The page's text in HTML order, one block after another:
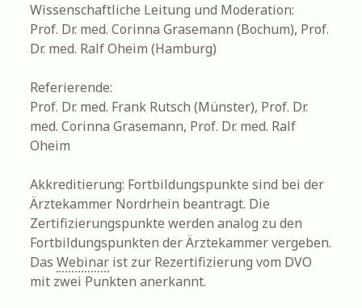
Wissenschaftliche Leitung und Moderation:
Prof. Dr. med. Corinna Grasemann (Bochum), Prof.
Dr. med. Ralf Oheim (Hamburg)
Referierende:
Prof. Dr. med. Frank Rutsch (Münster), Prof. Dr.
med. Corinna Grasemann, Prof. Dr. med. Ralf
Oheim
Akkreditierung: Fortbildungspunkte sind bei der
Ärztekammer Nordrhein beantragt. Die
Zertifizierungspunkte werden analog zu den
Fortbildungspunkten der Ärztekammer vergeben.
DasWebinar ist zur Rezertifizierung vom DVO
mit zwei Punkten anerkannt.